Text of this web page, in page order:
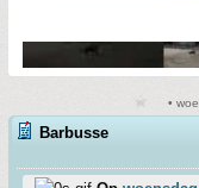
•
Barbusse